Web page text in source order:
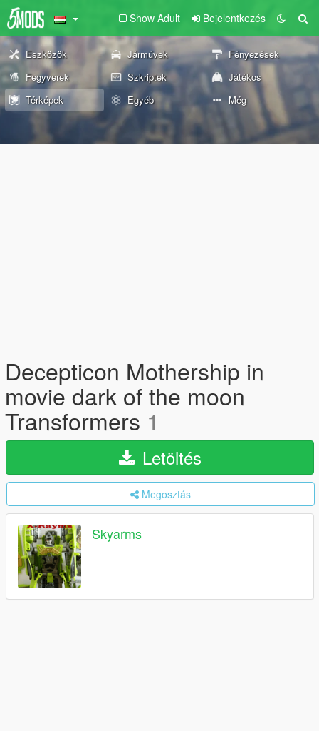
Show Adult Bejelentkezés
Eszközök Járművek
Fényezések
Fegyverek
Szkriptek
Játékos
Térképek
Egyéb Még
Decepticon Mothership in
movie dark of the moon
Transformers 1
Letöltés
Megosztás
Skyarms